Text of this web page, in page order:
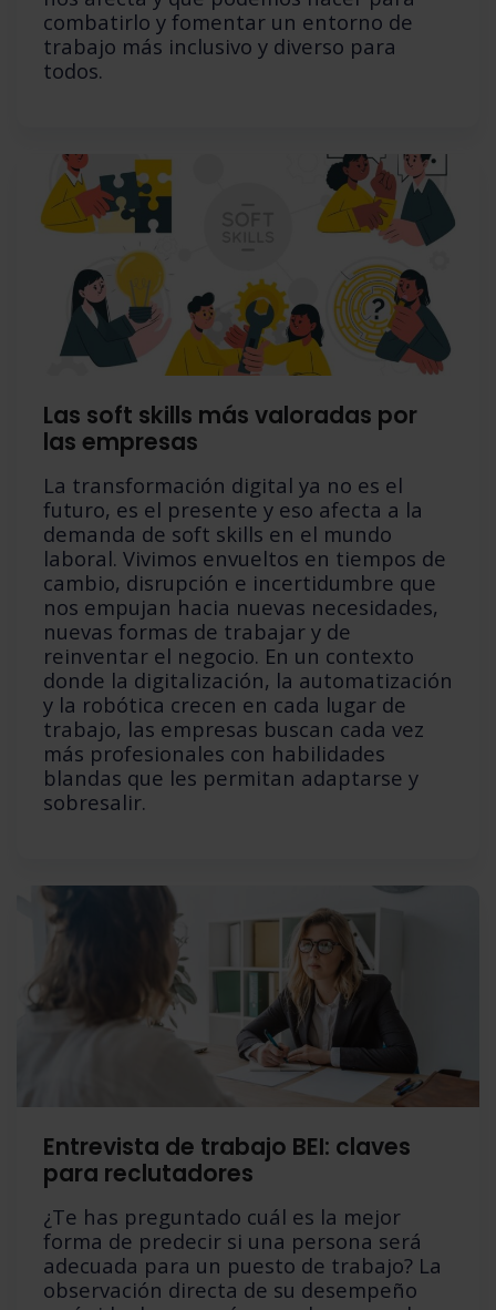
combatirlo y fomentar un entorno de
trabajo más inclusivo y diverso para
todos.
Las soft skills más valoradas por
las empresas
La transformación digital ya no es el
futuro, es el presente y eso afecta a la
demanda de soft skills en el mundo
laboral. Vivimos envueltos en tiempos de
cambio, disrupción e incertidumbre que
nos empujan hacia nuevas necesidades,
nuevas formas de trabajar y de
reinventar el negocio. En un contexto
donde la digitalización, la automatización
y la robótica crecen en cada lugar de
trabajo, las empresas buscan cada vez
más profesionales con habilidades
blandas que les permitan adaptarse y
sobresalir.
Entrevista de trabajo BEI: claves
para reclutadores
¿Te has preguntado cuál es la mejor
forma de predecir si una persona será
adecuada para un puesto de trabajo? La
observación directa de su desempeño